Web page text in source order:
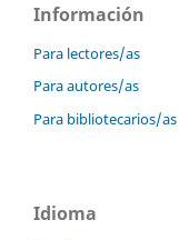
Información
Para lectores/as
Para autores/as
Para bibliotecarios/as
Idioma